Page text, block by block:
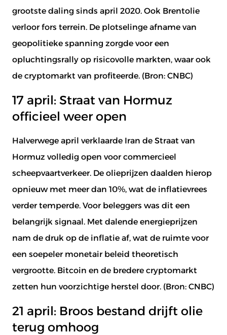
grootste daling sinds april 2020. Ook Brentolie
verloor fors terrein. De plotselinge afname van
geopolitieke spanning zorgde voor een
opluchtingsrally op risicovolle markten, waar ook
de cryptomarkt van profiteerde. (Bron: CNBC)
17 april: Straat van Hormuz
officieel weer open
Halverwege april verklaarde Iran de Straat van
Hormuz volledig open voor commercieel
scheepvaartverkeer. De olieprijzen daalden hierop
opnieuw met meer dan 10%, wat de inflatievrees
verder temperde. Voor beleggers was dit een
belangrijk signaal. Met dalende energieprijzen
nam de druk op de inflatie af, wat de ruimte voor
een soepeler monetair beleid theoretisch
vergrootte. Bitcoin en de bredere cryptomarkt
zetten hun voorzichtige herstel door. (Bron: CNBC)
21 april: Broos bestand drijft olie
terug omhoog